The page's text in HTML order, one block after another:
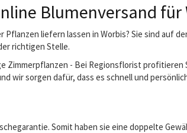
Blumenversand für
liefern lassen in Worbis? Sie sind auf
richtigen Stelle.
Zimmerpflanzen - Bei Regionsflorist profitieren
wir sorgen dafür, dass es schnell und
Somit haben sie eine doppelte